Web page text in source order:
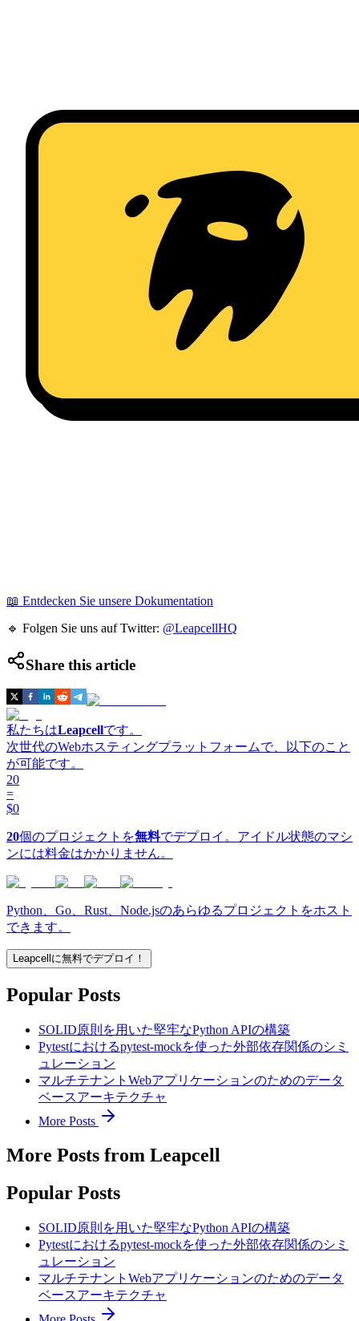
📖 Entdecken Sie unsere Dokumentation
🔹 Folgen Sie uns auf Twitter: @LeapcellHQ
Share this article
私たちはLeapcellです。
次世代のWebホスティングプラットフォームで、以下のこと
が可能です。
20
=
$0
20個のプロジェクトを無料でデプロイ。アイドル状態のマシ
ンには料金はかかりません。
Python、Go、Rust、Node.jsのあらゆるプロジェクトをホスト
できます。
Leapcellに無料でデプロイ！
Popular Posts
SOLID原則を用いた堅牢なPython APIの構築
Pytestにおけるpytest-mockを使った外部依存関係のシミ
ュレーション
マルチテナントWebアプリケーションのためのデータ
ベースアーキテクチャ
More Posts
More Posts from Leapcell
Popular Posts
SOLID原則を用いた堅牢なPython APIの構築
Pytestにおけるpytest-mockを使った外部依存関係のシミ
ュレーション
マルチテナントWebアプリケーションのためのデータ
ベースアーキテクチャ